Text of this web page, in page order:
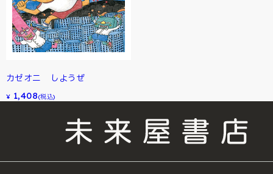
カゼオニ しようぜ
¥ 1,408(税込)